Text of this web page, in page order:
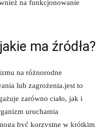
na funkcjonowanie
ma źródła?
na różnorodne
lub zagrożenia.jest to
zarówno ciało, jak i
uruchamia
być korzystne w krótkim